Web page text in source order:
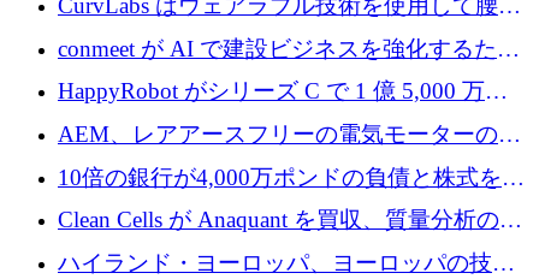
4,300 万ドルを獲得
CurvLabs はウェアラブル技術を使用して腰痛
治療をどのように再考しているか
conmeet が AI で建設ビジネスを強化するため
に 600 万ユーロを調達
HappyRobot がシリーズ C で 1 億 5,000 万ド
ルを獲得し、企業運営向けにエージェント AI
を拡張
AEM、レアアースフリーの電気モーターの革
新を加速するために1,600万ポンドを確保
10倍の銀行が4,000万ポンドの負債と株式を調
達
Clean Cells が Anaquant を買収、質量分析の専
門知識によるバイオ医薬品の品質管理を拡大
ハイランド・ヨーロッパ、ヨーロッパの技術